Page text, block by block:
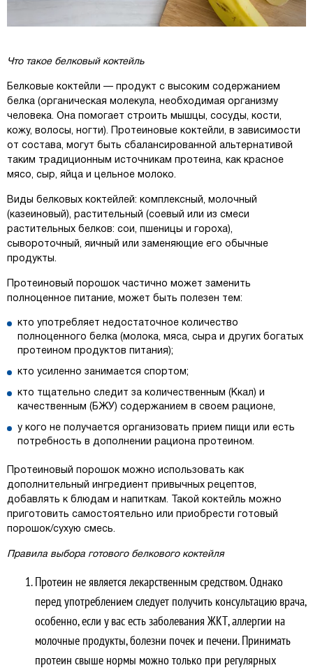
Что такое белковый коктейль
Белковые коктейли — продукт с высоким содержанием
белка (органическая молекула, необходимая организму
человека. Она помогает строить мышцы, сосуды, кости,
кожу, волосы, ногти). Протеиновые коктейли, в зависимости
от состава, могут быть сбалансированной альтернативой
таким традиционным источникам протеина, как красное
мясо, сыр, яйца и цельное молоко.
Виды белковых коктейлей: комплексный, молочный
(казеиновый), растительный (соевый или из смеси
растительных белков: сои, пшеницы и гороха),
сывороточный, яичный или заменяющие его обычные
продукты.
Протеиновый порошок частично может заменить
полноценное питание, может быть полезен тем:
кто употребляет недостаточное количество
полноценного белка (молока, мяса, сыра и других богатых
протеином продуктов питания);
кто усиленно занимается спортом;
кто тщательно следит за количественным (Ккал) и
качественным (БЖУ) содержанием в своем рационе,
у кого не получается организовать прием пищи или есть
потребность в дополнении рациона протеином.
Протеиновый порошок можно использовать как
дополнительный ингредиент привычных рецептов,
добавлять к блюдам и напиткам. Такой коктейль можно
приготовить самостоятельно или приобрести готовый
порошок/сухую смесь.
Правила выбора готового белкового коктейля
Протеин не является лекарственным средством. Однако
перед употреблением следует получить консультацию врача,
особенно, если у вас есть заболевания ЖКТ, аллергии на
молочные продукты, болезни почек и печени. Принимать
протеин свыше нормы можно только при регулярных